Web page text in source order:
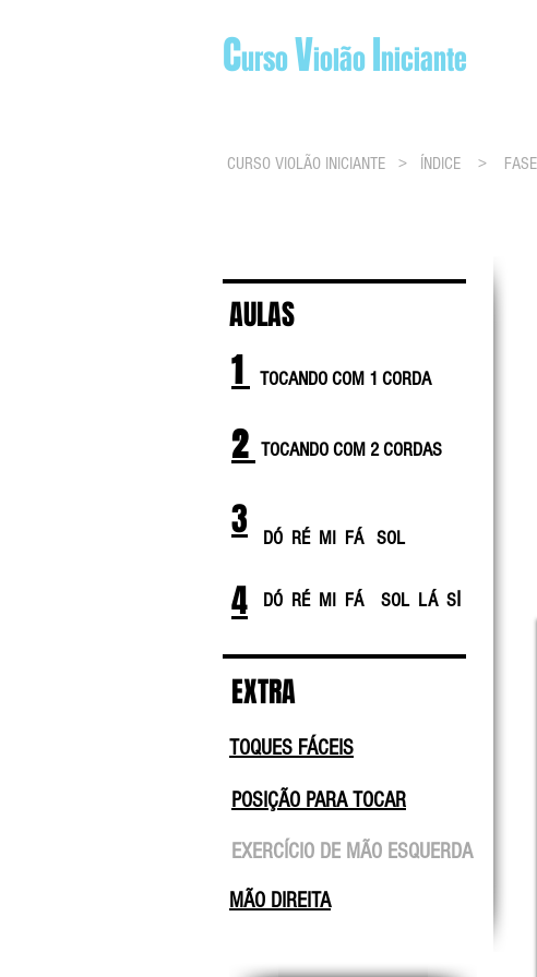
CursoViolão Iniciante
CURSO VIOLÃO INICIANTE > ÍNDICE >
3
MÃO DIREITA
EXERCÍCIO DE MÃO ESQUERDA
POSIÇÃO PARA TOCAR
TOQUES FÁCEIS
EXTRA
DÓ RÉ MI FÁ SOL LÁ S
4
AULAS
DÓ RÉ MI FÁ SOL
TOCANDO COM 2 CORDAS
2
TOCANDO COM 1 CORDA
1